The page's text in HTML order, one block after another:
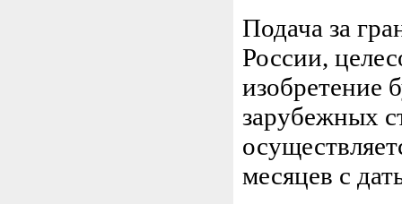
Подача за
России,
изобретение
зарубежных
месяцев с